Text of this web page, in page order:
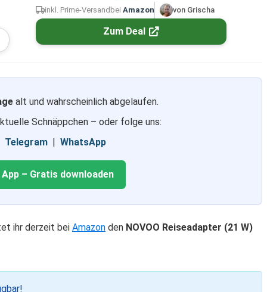
inkl. Prime-Versand bei Amazon von Grischa
Zum Deal
alt und wahrscheinlich abgelaufen.
Schnäppchen – oder folge uns:
Telegram | WhatsApp
– Gratis downloaden
ihr derzeit bei Amazon den NOVOO Reiseadapter (21 W)